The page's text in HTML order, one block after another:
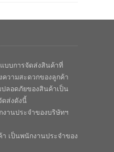
บบการจัดส่งสินค้าที่
วามสะดวกของลูกค้า
ปลอดภัยของสินค้าเป็น
ดส่งดังนี้
งานประจำของบริษัทฯ
เป็นพนักงานประจำของ